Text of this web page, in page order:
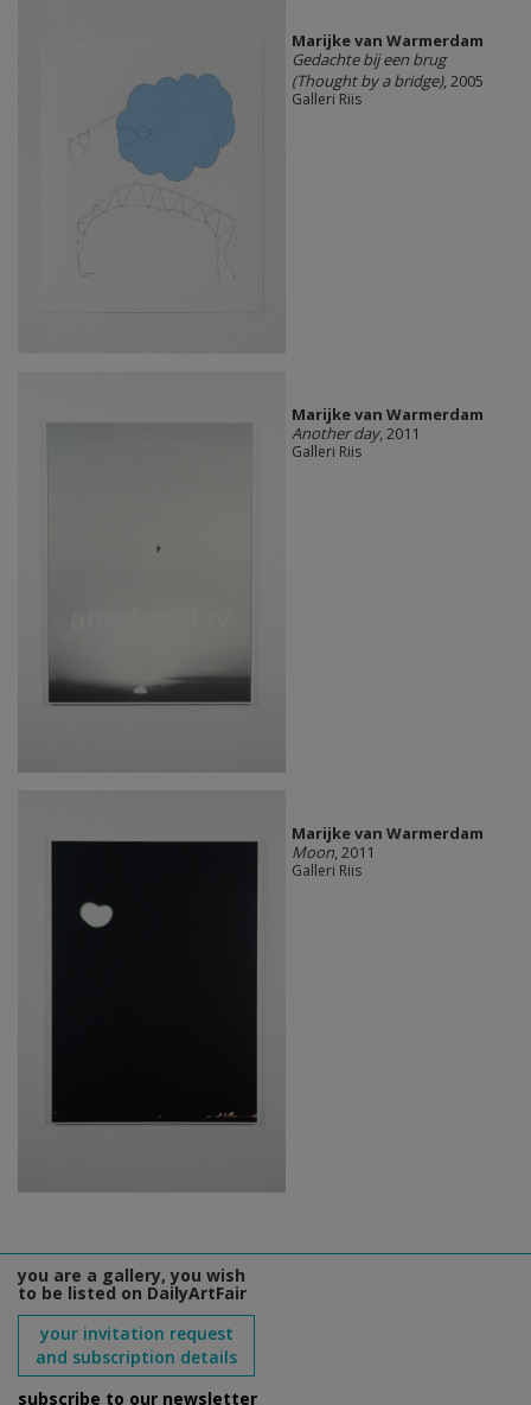
Marijke van Warmerdam
Gedachte bij een brug
(Thought by a bridge), 2005
Galleri Riis
Marijke van Warmerdam
Another day, 2011
Galleri Riis
Marijke van Warmerdam
Moon, 2011
Galleri Riis
you are a gallery, you wish
to be listed on DailyArtFair
your invitation request
and subscription details
subscribe to our newsletter